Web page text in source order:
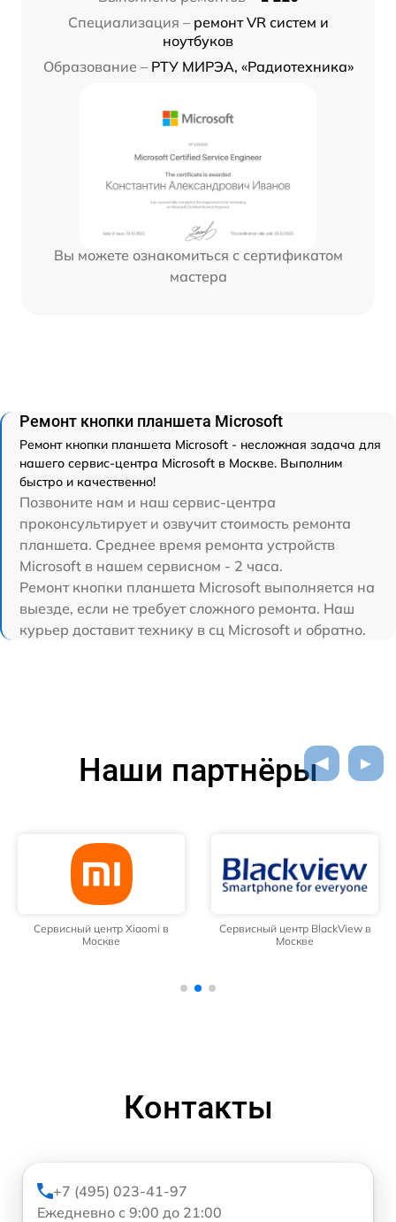
Специализация – ремонт VR систем и
ноутбуков
Образование – РТУ МИРЭА, «Радиотехника»
Вы можете ознакомиться с сертификатом
мастера
Ремонт кнопки планшета Microsoft
Ремонт кнопки планшета Microsoft - несложная задача для
нашего сервис-центра Microsoft в Москве. Выполним
быстро и качественно!
Позвоните нам и наш сервис-центра
проконсультирует и озвучит стоимость ремонта
планшета. Среднее время ремонта устройств
Microsoft в нашем сервисном - 2 часа.
Ремонт кнопки планшета Microsoft выполняется на
выезде, если не требует сложного ремонта. Наш
курьер доставит технику в сц Microsoft и обратно.
Наши партнёры
Сервисный центр Xiaomi в
Москве
Сервисный центр BlackView в
Москве
Контакты
+7 (495) 023-41-97
Ежедневно с 9:00 до 21:00